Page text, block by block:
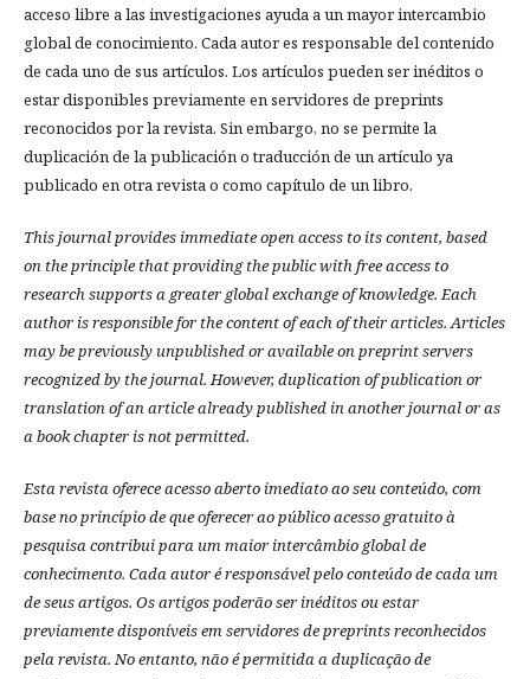
acceso libre a las investigaciones ayuda a un mayor intercambio
global de conocimiento. Cada autor es responsable del contenido
de cada uno de sus artículos. Los artículos pueden ser inéditos o
estar disponibles previamente en servidores de preprints
reconocidos por la revista. Sin embargo, no se permite la
duplicación de la publicación o traducción de un artículo ya
publicado en otra revista o como capítulo de un libro.
This journal provides immediate open access to its content, based
on the principle that providing the public with free access to
research supports a greater global exchange of knowledge. Each
author is responsible for the content of each of their articles. Articles
may be previously unpublished or available on preprint servers
recognized by the journal. However, duplication of publication or
translation of an article already published in another journal or as
a book chapter is not permitted.
Esta revista oferece acesso aberto imediato ao seu conteúdo, com
base no princípio de que oferecer ao público acesso gratuito à
pesquisa contribui para um maior intercâmbio global de
conhecimento. Cada autor é responsável pelo conteúdo de cada um
de seus artigos. Os artigos poderão ser inéditos ou estar
previamente disponíveis em servidores de preprints reconhecidos
pela revista. No entanto, não é permitida a duplicação de